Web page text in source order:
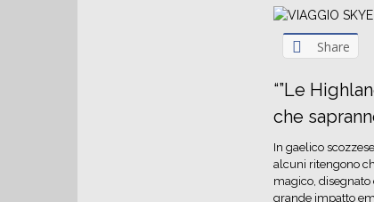
Share
“”Le
che
In gaelico
alcuni ritengono
magico,
grande impatto